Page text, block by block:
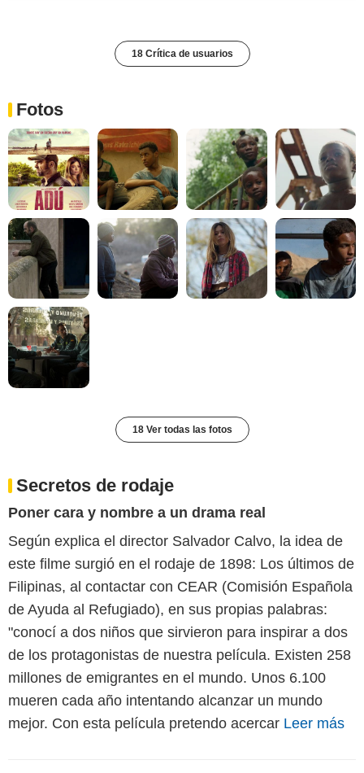
18 Crítica de usuarios
Fotos
18 Ver todas las fotos
Secretos de rodaje
Poner cara y nombre a un drama real
Según explica el director Salvador Calvo, la idea de
este filme surgió en el rodaje de 1898: Los últimos de
Filipinas, al contactar con CEAR (Comisión Española
de Ayuda al Refugiado), en sus propias palabras:
"conocí a dos niños que sirvieron para inspirar a dos
de los protagonistas de nuestra película. Existen 258
millones de emigrantes en el mundo. Unos 6.100
mueren cada año intentando alcanzar un mundo
mejor. Con esta película pretendo acercar Leer más